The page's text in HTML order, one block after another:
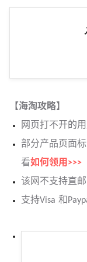
【海淘攻略】
网页打不开的
部分产品页面
看如何领用>>>
该网不支持直邮
支持Visa 和